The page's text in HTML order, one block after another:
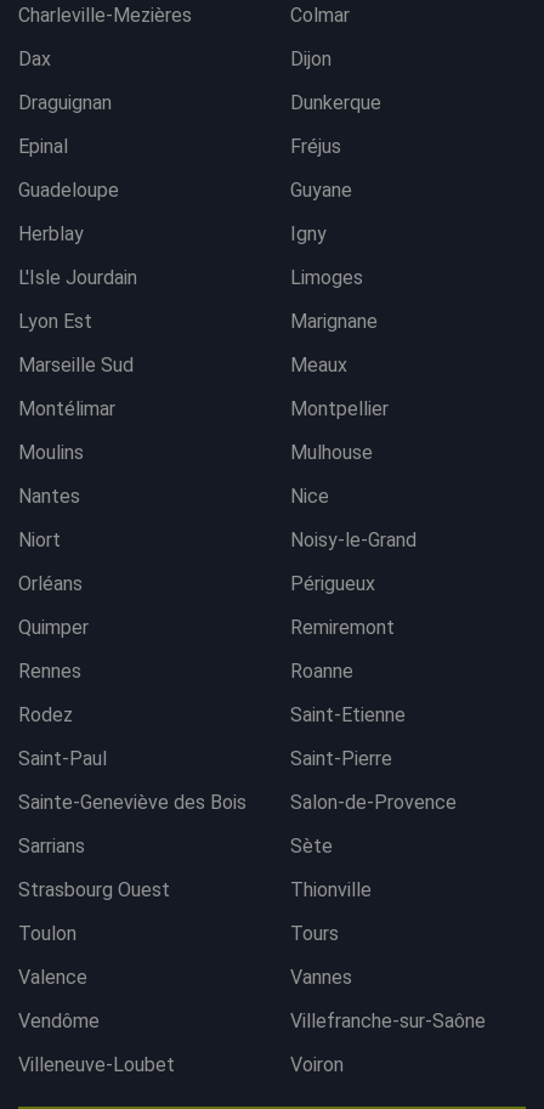
Charleville-Mezières
Colmar
Dax
Dijon
Draguignan
Dunkerque
Epinal
Fréjus
Guadeloupe
Guyane
Herblay
Igny
L'Isle Jourdain
Limoges
Lyon Est
Marignane
Marseille Sud
Meaux
Montélimar
Montpellier
Moulins
Mulhouse
Nantes
Nice
Niort
Noisy-le-Grand
Orléans
Périgueux
Quimper
Remiremont
Rennes
Roanne
Rodez
Saint-Etienne
Saint-Paul
Saint-Pierre
Sainte-Geneviève des Bois
Salon-de-Provence
Sarrians
Sète
Strasbourg Ouest
Thionville
Toulon
Tours
Valence
Vannes
Vendôme
Villefranche-sur-Saône
Villeneuve-Loubet
Voiron